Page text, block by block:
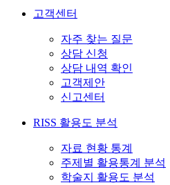
고객센터
자주 찾는 질문
상담 신청
상담 내역 확인
고객제안
신고센터
RISS 활용도 분석
자료 현황 통계
주제별 활용통계 분석
학술지 활용도 분석